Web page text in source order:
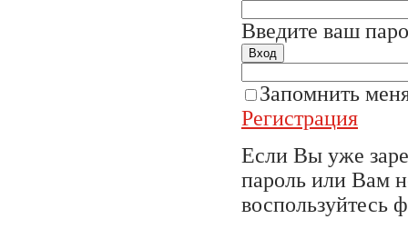
Введите ваш
Вход
Запомнить
Регистрация
Если Вы уже
пароль или Вам
воспользуйтесь